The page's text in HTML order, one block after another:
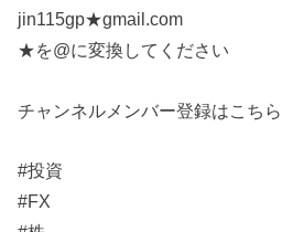
jin115gp★gmail.com
★を@に変換してください
チャンネルメンバー登録はこちら
#投資
#FX